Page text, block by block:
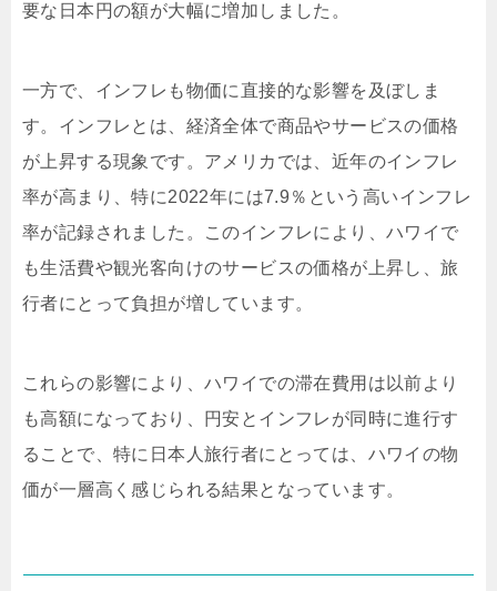
要な日本円の額が大幅に増加しました。
一方で、インフレも物価に直接的な影響を及ぼしま
す。インフレとは、経済全体で商品やサービスの価格
が上昇する現象です。アメリカでは、近年のインフレ
率が高まり、特に2022年には7.9％という高いインフレ
率が記録されました。このインフレにより、ハワイで
も生活費や観光客向けのサービスの価格が上昇し、旅
行者にとって負担が増しています。
これらの影響により、ハワイでの滞在費用は以前より
も高額になっており、円安とインフレが同時に進行す
ることで、特に日本人旅行者にとっては、ハワイの物
価が一層高く感じられる結果となっています。